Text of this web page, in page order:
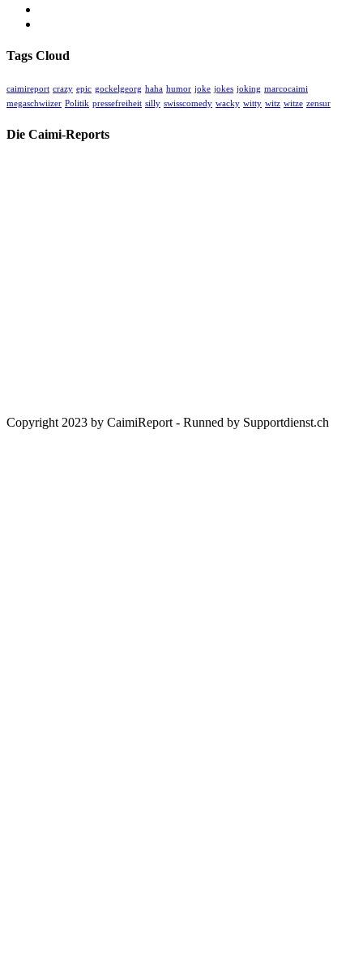
Tags Cloud
caimireport crazy epic gockelgeorg haha humor joke jokes joking marcocaimi
megaschwiizer Politik pressefreiheit silly swisscomedy wacky witty witz witze zensur
Die Caimi-Reports
Copyright 2023 by CaimiReport - Runned by Supportdienst.ch